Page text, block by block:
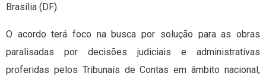
Brasília (DF).
O acordo terá foco na busca por solução para as obras
paralisadas por decisões judiciais e administrativas
proferidas pelos Tribunais de Contas em âmbito nacional,